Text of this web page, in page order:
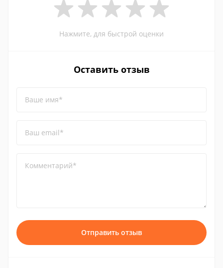
Нажмите, для быстрой оценки
Оставить отзыв
Ваше имя*
Ваш email*
Комментарий*
Отправить отзыв